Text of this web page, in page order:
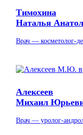
Тимохина
Наталья
Врач — косметолог-
Алексеев
Михаил
Врач —